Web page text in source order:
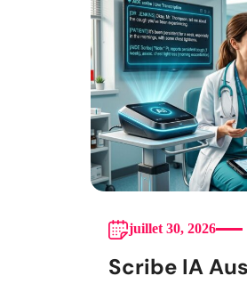
juillet 30, 2026
Scribe IA